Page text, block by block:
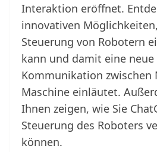
Interaktion eröffnet.
innovativen
Steuerung von Robotern
kann und damit eine
Kommunikation zwischen
Maschine einläutet.
Ihnen zeigen, wie Sie
Steuerung des Roboters
können.